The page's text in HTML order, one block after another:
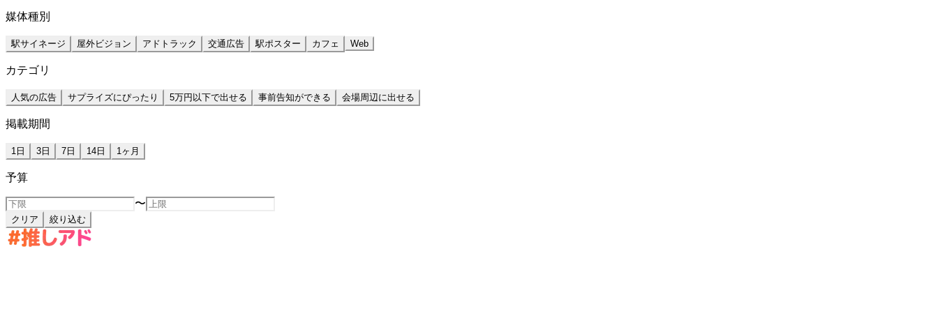
媒体種別
駅サイネージ 屋外ビジョン アドトラック 交通広告 駅ポスター カフェ Web
カテゴリ
人気の広告 サプライズにぴったり 5万円以下で出せる 事前告知ができる 会場周辺に出せる
掲載期間
1日 3日 7日 14日 1ヶ月
予算
〜
クリア 絞り込む